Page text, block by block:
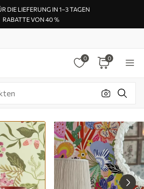
DIE LIEFERUNG IN 1–3 TAGEN
RABATTE VON 40 %
0 0